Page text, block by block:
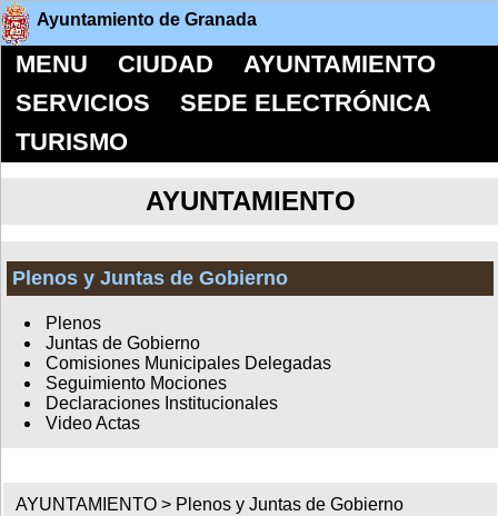
Ayuntamiento de Granada
MENU CIUDAD
AYUNTAMIENTO
SERVICIOS
SEDE ELECTRÓNICA
TURISMO
AYUNTAMIENTO
Plenos y Juntas de Gobierno
Plenos
Juntas de Gobierno
Comisiones Municipales Delegadas
Seguimiento Mociones
Declaraciones Institucionales
Video Actas
AYUNTAMIENTO > Plenos y Juntas de Gobierno